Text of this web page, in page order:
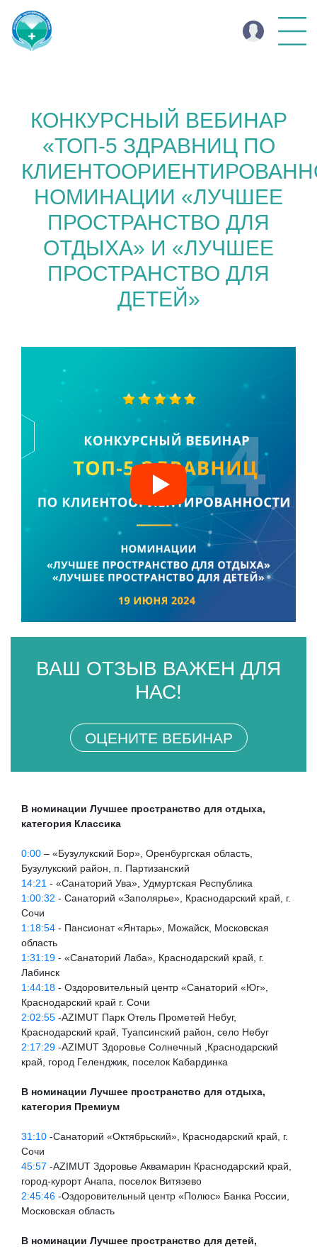
КОНКУРСНЫЙ ВЕБИНАР
«ТОП-5 ЗДРАВНИЦ ПО
НОМИНАЦИИ «ЛУЧШЕЕ
ПРОСТРАНСТВО ДЛЯ
ОТДЫХА» И «ЛУЧШЕЕ
ПРОСТРАНСТВО ДЛЯ
ДЕТЕЙ»
ВАШ ОТЗЫВ ВАЖЕН ДЛЯ
НАС!
ОЦЕНИТЕ ВЕБИНАР
В номинации Лучшее пространство для отдыха,
категория Классика
0:00 – «Бузулукский Бор», Оренбургская область,
Бузулукский район, п. Партизанский
14:21 - «Санаторий Ува», Удмуртская Республика
1:00:32 - Санаторий «Заполярье», Краснодарский край, г.
Сочи
1:18:54 - Пансионат «Янтарь», Можайск, Московская
область
1:31:19 - «Санаторий Лаба», Краснодарский край, г.
Лабинск
1:44:18 - Оздоровительный центр «Санаторий «Юг»,
Краснодарский край г. Сочи
2:02:55 -AZIMUT Парк Отель Прометей Небуг,
Краснодарский край, Туапсинский район, село Небуг
2:17:29 -AZIMUT Здоровье Солнечный ,Краснодарский
край, город Геленджик, поселок Кабардинка
В номинации Лучшее пространство для отдыха,
категория Премиум
31:10 -Санаторий «Октябрьский», Краснодарский край, г.
Сочи
45:57 -AZIMUT Здоровье Аквамарин Краснодарский край,
город-курорт Анапа, поселок Витязево
2:45:46 -Оздоровительный центр «Полюс» Банка России,
Московская область
В номинации Лучшее пространство для детей,